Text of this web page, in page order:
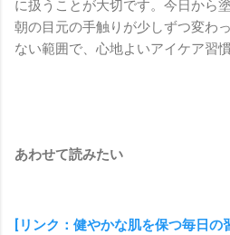
に扱うことが大切です。今日から
朝の目元の手触りが少しずつ変わ
ない範囲で、心地よいアイケア習
あわせて読みたい
[リンク：健やかな肌を保つ毎日